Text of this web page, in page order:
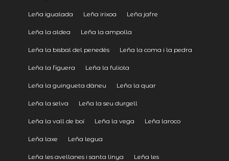
Leña igualada Leña irixoa Leña jafre
Leña la aldea Leña la ampolla
Leña la bisbal del penedès Leña la coma i la pedra
Leña la figuera Leña la fuliola
Leña la guingueta dàneu Leña la quar
Leña la selva Leña la seu durgell
Leña la vall de boí Leña la vega Leña laroco
Leña laxe Leña legua
Leña les avellanes i santa linya Leña les